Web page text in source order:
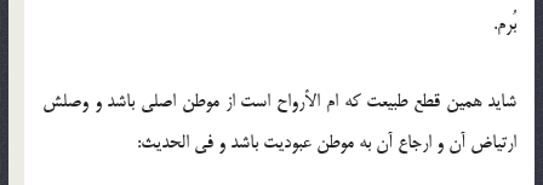
‏بُرم.
شايد همين قطع طبيعت كه ام الأرواح است از موطن اصلى باشد و وصلش
ارتياض آن و ارجاع آن به موطن عبوديت باشد و فى الحديث: